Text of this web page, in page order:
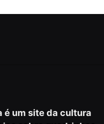
é um site da cultura